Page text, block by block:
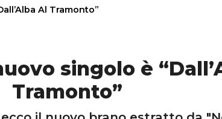
Al Tramonto”
singolo è
Tramonto”